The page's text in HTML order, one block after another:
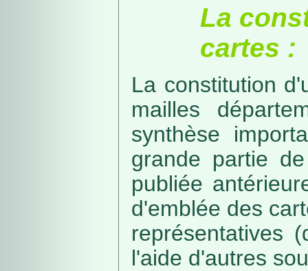
La
cartes :
La constitution
mailles
synthèse
grande partie
publiée
d'emblée des
représentatives
l'aide d'autres